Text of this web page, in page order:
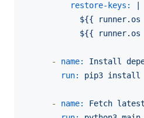
restore-keys:
${{ runner.os
- name: Install
run:
pip3 install
- name: Fetch latest